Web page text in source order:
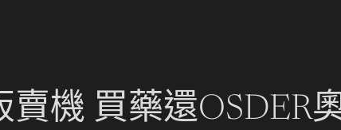
機 買藥還OSDER